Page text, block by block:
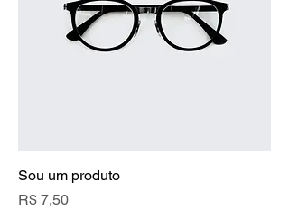
Sou um produto
Preço
R$ 7,50